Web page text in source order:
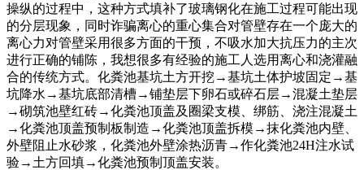
操纵的过程中，这种方式填补了玻璃钢化在施工过程可能出现
的分层现象，同时诈骗离心的重心集合对管壁存在一个庞大的
离心力对管壁采用很多方面的干预，不吸水加大抗压力的主次
进行正确的铺陈，我想很多有经验的施工人选用离心和浇灌融
合的传统方式。化粪池基坑土方开挖→基坑土体护坡固定→基
坑降水→基坑底部清槽→铺垫层下卵石或碎石层→混凝土垫层
→砌筑池壁红砖→化粪池顶盖及圈梁支模、绑筋、浇注混凝土
→化粪池顶盖预制板制造→化粪池顶盖拆模→抹化粪池内壁、
外壁阻止水砂浆，化粪池外壁涂热沥青→作化粪池24H注水试
验→土方回填→化粪池预制顶盖安装。